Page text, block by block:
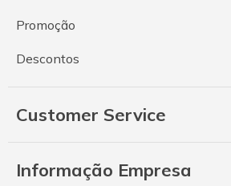
Promoção
Descontos
Customer Service
Informação Empresa